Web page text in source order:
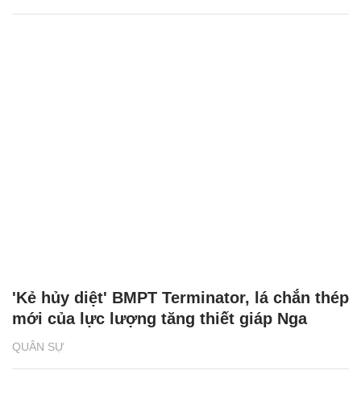
QUÂN SỰ
'Kẻ hủy diệt' BMPT Terminator, lá chắn thép
mới của lực lượng tăng thiết giáp Nga